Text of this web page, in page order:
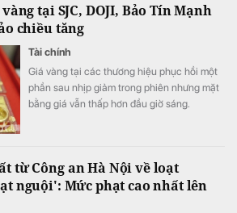
tại SJC, DOJI, Bảo Tín Mạnh
chiều tăng
Tài chính
Giá vàng tại các thương hiệu phục hồi một
phần sau nhịp giảm trong phiên nhưng mặt
bằng giá vẫn thấp hơn đầu giờ sáng.
từ Công an Hà Nội về loạt
nguội': Mức phạt cao nhất lên